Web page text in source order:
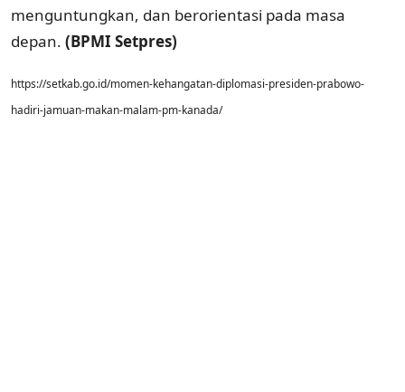
menguntungkan, dan berorientasi pada masa
depan. (BPMI Setpres)
https://setkab.go.id/momen-kehangatan-diplomasi-presiden-prabowo-
hadiri-jamuan-makan-malam-pm-kanada/